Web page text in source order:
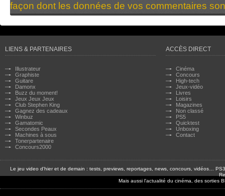
façon dont les données de vos commentaires
LIENS & PARTENAIRES
Illustrateur
Graphiste
Guitare
Damonx
Buzz du moment!
Jeux Jeux Jeux
Club Stephen King
Gagnez des cadeaux
Winbuz
Gamatomic
Secondes Peaux
Machines à sous
Tonerpartenaire
Concours2000
ACCÈS DIRECT
Cinéma
Concours
High-tech
Jeux-vidéo
Livres
Loisirs
Magazines
Non classé
PS5
Quicktest
Unboxing
Contact
Le jeu video d'hier et de demain : tests, previews, reportages, news, concours, vidéos…
Mais aussi l'actualité du cinéma, des sorties